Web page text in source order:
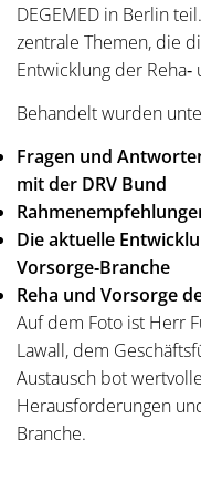
DEGEMED in Berlin
zentrale Themen, die
Entwicklung der
Behandelt wurden
Fragen und
mit der DRV Bund
Die aktuelle
Vorsorge‑Branche
Reha und Vorsorge
Auf dem Foto ist Herr
Lawall, dem
Austausch bot
Herausforderungen
Branche.